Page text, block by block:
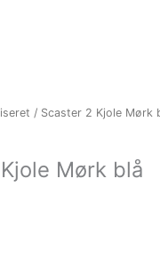
/ Scaster 2 Kjole Mørk
Mørk blå